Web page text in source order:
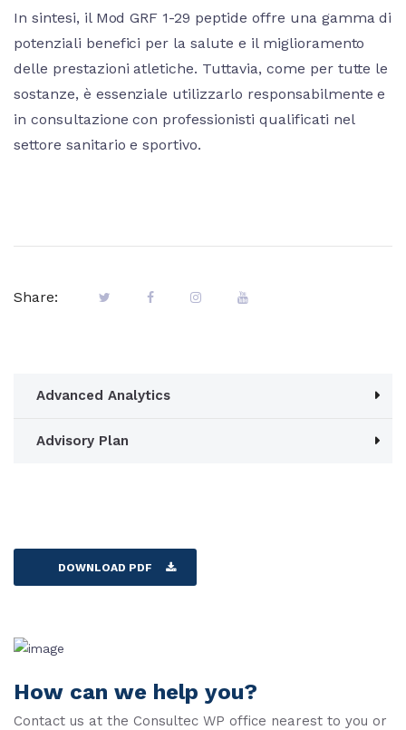
In sintesi, il Mod GRF 1-29 peptide offre una gamma di
potenziali benefici per la salute e il miglioramento
delle prestazioni atletiche. Tuttavia, come per tutte le
sostanze, è essenziale utilizzarlo responsabilmente e
in consultazione con professionisti qualificati nel
settore sanitario e sportivo.
Share:
Advanced Analytics
Advisory Plan
DOWNLOAD PDF
How can we help you?
Contact us at the Consultec WP office nearest to you or